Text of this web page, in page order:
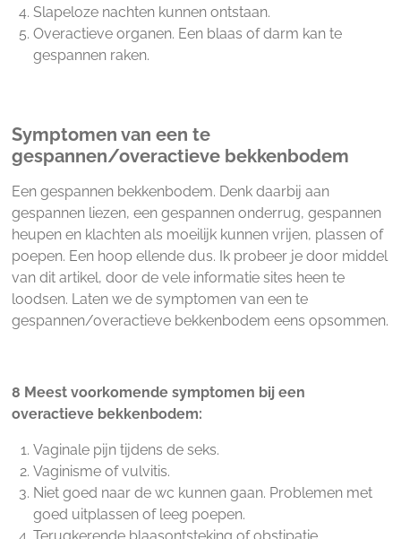
Slapeloze nachten kunnen ontstaan.
Overactieve organen. Een blaas of darm kan te
gespannen raken.
Symptomen van een te
gespannen/overactieve bekkenbodem
Een gespannen bekkenbodem. Denk daarbij aan
gespannen liezen, een gespannen onderrug, gespannen
heupen en klachten als moeilijk kunnen vrijen, plassen of
poepen. Een hoop ellende dus. Ik probeer je door middel
van dit artikel, door de vele informatie sites heen te
loodsen. Laten we de symptomen van een te
gespannen/overactieve bekkenbodem eens opsommen.
8 Meest voorkomende symptomen bij een
overactieve bekkenbodem:
Vaginale pijn tijdens de seks.
Vaginisme of vulvitis.
Niet goed naar de wc kunnen gaan. Problemen met
goed uitplassen of leeg poepen.